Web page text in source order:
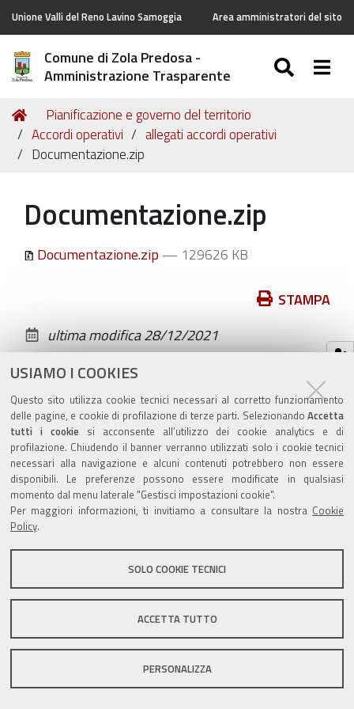
USIAMO I COOKIES
Questo sito utilizza cookie tecnici necessari al corretto funzionamento
delle pagine, e cookie di profilazione di terze parti. Selezionando Accetta
tutti i cookiesi acconsente all’utilizzo dei cookie analytics e di
profilazione. Chiudendo il banner verranno utilizzati solo i cookie tecnici
necessari alla navigazione e alcuni contenuti potrebbero non essere
disponibili. Le preferenze possono essere modificate in qualsiasi
momento dal menu laterale "Gestisci impostazioni cookie".
Per maggiori informazioni, ti invitiamo a consultare la nostra Cookie
Policy.
SOLO COOKIE TECNICI
ACCETTA TUTTO
PERSONALIZZA
Unione Valli del Reno Lavino Samoggia Area amministratori del sito
Comune di Zola Predosa -
Amministrazione Trasparente
Tu
sei
qui:
Home
Pianificazione e governo del territorio
Accordi operativi
allegati accordi operativi
Documentazione.zip
Documentazione.zip
Documentazione.zip — 129626 KB
documento
STAMPA
ultima modifica28/12/2021
Valuta questo sito
Sito istituzionale Comune di Zola Predosa
DPO|Accessibilità